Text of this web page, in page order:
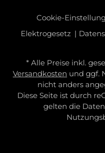
Cookie-
Elektrogesetz
* Alle Preise inkl.
Versandkosten und ggf.
nicht anders
Diese Seite ist durch
gelten die